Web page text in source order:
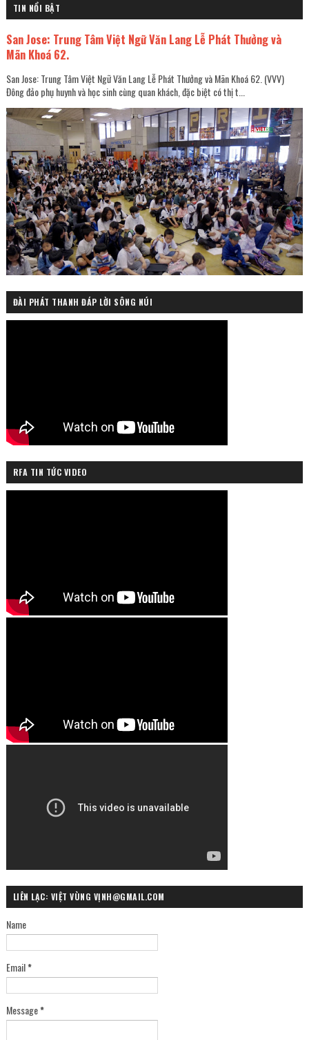
TIN NỔI BẬT
San Jose: Trung Tâm Việt Ngữ Văn Lang Lễ Phát Thưởng và
Mãn Khoá 62.
San Jose: Trung Tâm Việt Ngữ Văn Lang Lễ Phát Thưởng và Mãn Khoá 62. (VVV)
Đông đảo phụ huynh và học sinh cùng quan khách, đặc biệt có thị t...
ĐÀI PHÁT THANH ĐÁP LỜI SÔNG NÚI
RFA TIN TỨC VIDEO
LIÊN LẠC: VIỆT VÙNG VỊNH@GMAIL.COM
Name
Email*
Message*